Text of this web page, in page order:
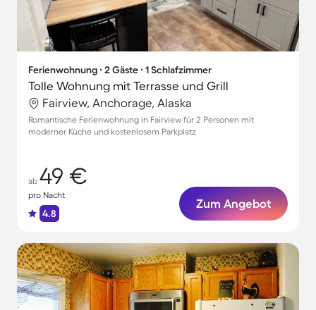
Ferienwohnung ∙ 2 Gäste ∙ 1 Schlafzimmer
Tolle Wohnung mit Terrasse und Grill
Fairview, Anchorage, Alaska
Romantische Ferienwohnung in Fairview für 2 Personen mit
moderner Küche und kostenlosem Parkplatz
ab 49 €
pro Nacht
4.8
Zum Angebot